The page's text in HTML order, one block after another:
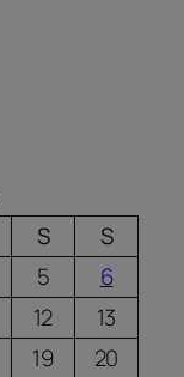
S
S
5
6
12
13
19
20